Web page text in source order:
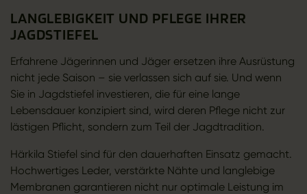
LANGLEBIGKEIT UND PFLEGE IHRER
JAGDSTIEFEL
Erfahrene Jägerinnen und Jäger ersetzen ihre Ausrüstung
nicht jede Saison – sie verlassen sich auf sie. Und wenn
Sie in Jagdstiefel investieren, die für eine lange
Lebensdauer konzipiert sind, wird deren Pflege nicht zur
lästigen Pflicht, sondern zum Teil der Jagdtradition.
Härkila Stiefel sind für den dauerhaften Einsatz gemacht.
Hochwertiges Leder, verstärkte Nähte und langlebige
Membranen garantieren nicht nur optimale Leistung im